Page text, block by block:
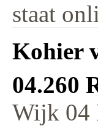
staat
Kohier
04.260
Wijk 04